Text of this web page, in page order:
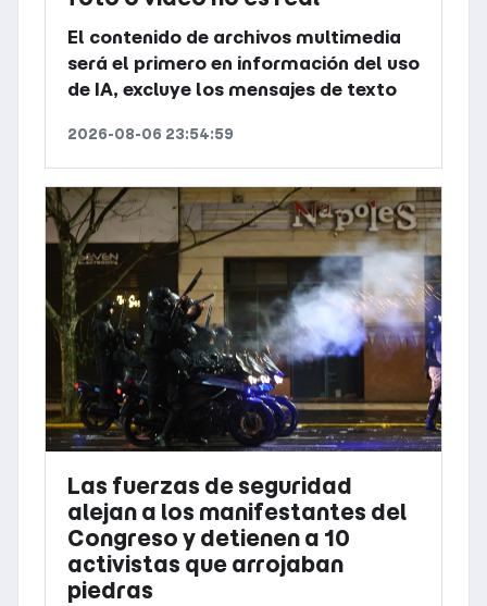
El contenido de archivos multimedia
será el primero en información del uso
de IA, excluye los mensajes de texto
2026-08-06 23:54:59
Las fuerzas de seguridad
alejan a los manifestantes del
Congreso y detienen a 10
activistas que arrojaban
piedras